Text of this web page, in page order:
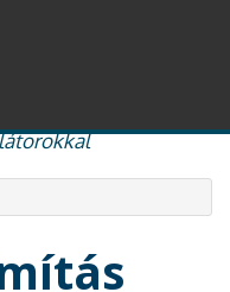
kamat, nyugdíj